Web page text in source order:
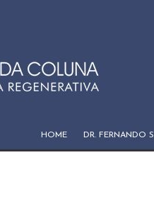
HOME DR. FERNANDO